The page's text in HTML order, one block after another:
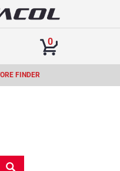
0
FINDER